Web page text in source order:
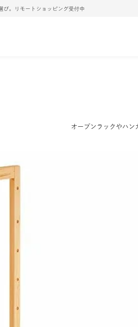
び。リモートショッピング受付中
オープンラックやハン